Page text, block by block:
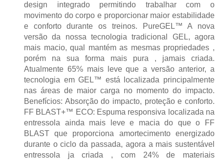
design integrado permitindo trabalhar com o
movimento do corpo e proporcionar maior estabilidade
e conforto durante os treinos. PureGEL™ A nova
versão da nossa tecnologia tradicional GEL, agora
mais macio, qual mantém as mesmas propriedades ,
porém na sua forma mais pura , jamais criada.
Atualmente 65% mais leve que a versão anterior, a
tecnologia em GEL™ está localizada principalmente
nas áreas de maior carga no momento do impacto.
Benefícios: Absorção do impacto, proteção e conforto.
FF BLAST+™ ECO: Espuma responsiva localizada na
entressola ainda mais leve e macia do que o FF
BLAST que proporciona amortecimento energizado
durante o ciclo da passada, agora a mais sustentável
entressola ja criada , com 24% de materiais